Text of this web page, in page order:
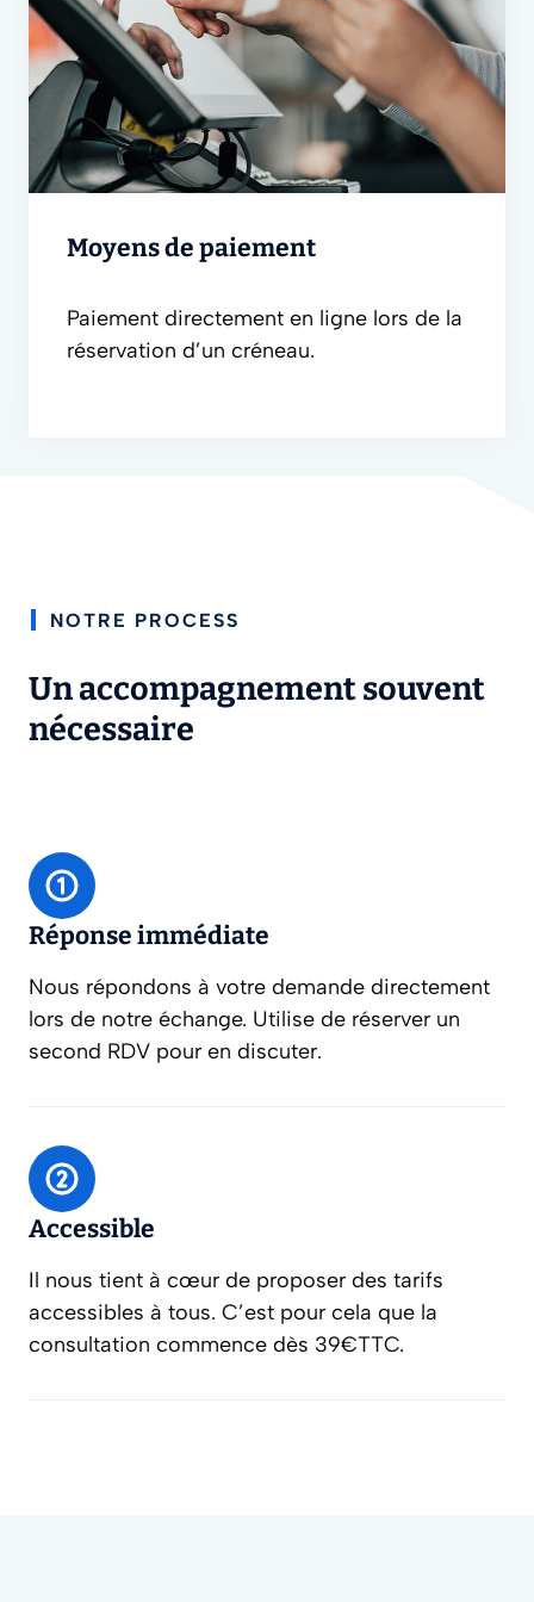
Moyens de paiement
Paiement directement en ligne lors de la
réservation d’un créneau.
NOTRE PROCESS
Un accompagnement souvent
nécessaire
Réponse immédiate
Nous répondons à votre demande directement
lors de notre échange. Utilise de réserver un
second RDV pour en discuter.
Accessible
Il nous tient à cœur de proposer des tarifs
accessibles à tous. C’est pour cela que la
consultation commence dès 39€TTC.